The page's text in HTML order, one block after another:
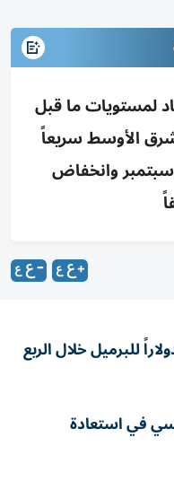
لمستويات ما قبل
الأوسط سريعاً
وانخفاض
توقعت تراجع سعر برنت إلى 70 دولاراً للبرميل خلال الربع